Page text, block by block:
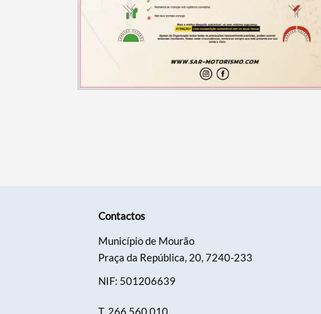
Contactos
Município de Mourão
Praça da República, 20, 7240-233
NIF: 501206639
T. 266 560 010